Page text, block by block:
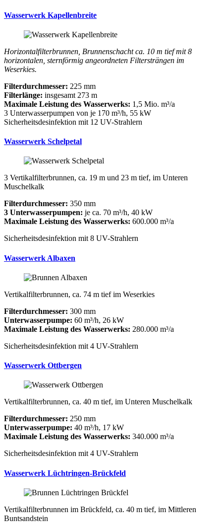
Wasserwerk Kapellenbreite
Horizontalfilterbrunnen, Brunnenschacht ca. 10 m tief mit 8
horizontalen, sternförmig angeordneten Filtersträngen im
Weserkies.
Filterdurchmesser: 225 mm
Filterlänge: insgesamt 273 m
Maximale Leistung des Wasserwerks: 1,5 Mio. m³/a
3 Unterwasserpumpen von je 170 m³/h, 55 kW
Sicherheitsdesinfektion mit 12 UV-Strahlern
Wasserwerk Schelpetal
3 Vertikalfilterbrunnen, ca. 19 m und 23 m tief, im Unteren
Muschelkalk
Filterdurchmesser: 350 mm
3 Unterwasserpumpen: je ca. 70 m³/h, 40 kW
Maximale Leistung des Wasserwerks: 600.000 m³/a
Sicherheitsdesinfektion mit 8 UV-Strahlern
Wasserwerk Albaxen
Vertikalfilterbrunnen, ca. 74 m tief im Weserkies
Filterdurchmesser: 300 mm
Unterwasserpumpe: 60 m³/h, 26 kW
Maximale Leistung des Wasserwerks: 280.000 m³/a
Sicherheitsdesinfektion mit 4 UV-Strahlern
Wasserwerk Ottbergen
Vertikalfilterbrunnen, ca. 40 m tief, im Unteren Muschelkalk
Filterdurchmesser: 250 mm
Unterwasserpumpe: 40 m³/h, 17 kW
Maximale Leistung des Wasserwerks: 340.000 m³/a
Sicherheitsdesinfektion mit 4 UV-Strahlern
Wasserwerk Lüchtringen-Brückfeld
Vertikalfilterbrunnen im Brückfeld, ca. 40 m tief, im Mittleren
Buntsandstein